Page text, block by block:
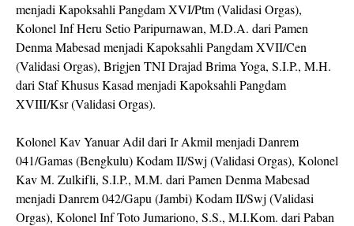
menjadi Kapoksahli Pangdam XVI/Ptm (Validasi Orgas),
Kolonel Inf Heru Setio Paripurnawan, M.D.A. dari Pamen
Denma Mabesad menjadi Kapoksahli Pangdam XVII/Cen
(Validasi Orgas), Brigjen TNI Drajad Brima Yoga, S.I.P., M.H.
dari Staf Khusus Kasad menjadi Kapoksahli Pangdam
XVIII/Ksr (Validasi Orgas).
Kolonel Kav Yanuar Adil dari Ir Akmil menjadi Danrem
041/Gamas (Bengkulu) Kodam II/Swj (Validasi Orgas), Kolonel
Kav M. Zulkifli, S.I.P., M.M. dari Pamen Denma Mabesad
menjadi Danrem 042/Gapu (Jambi) Kodam II/Swj (Validasi
Orgas), Kolonel Inf Toto Jumariono, S.S., M.I.Kom. dari Paban